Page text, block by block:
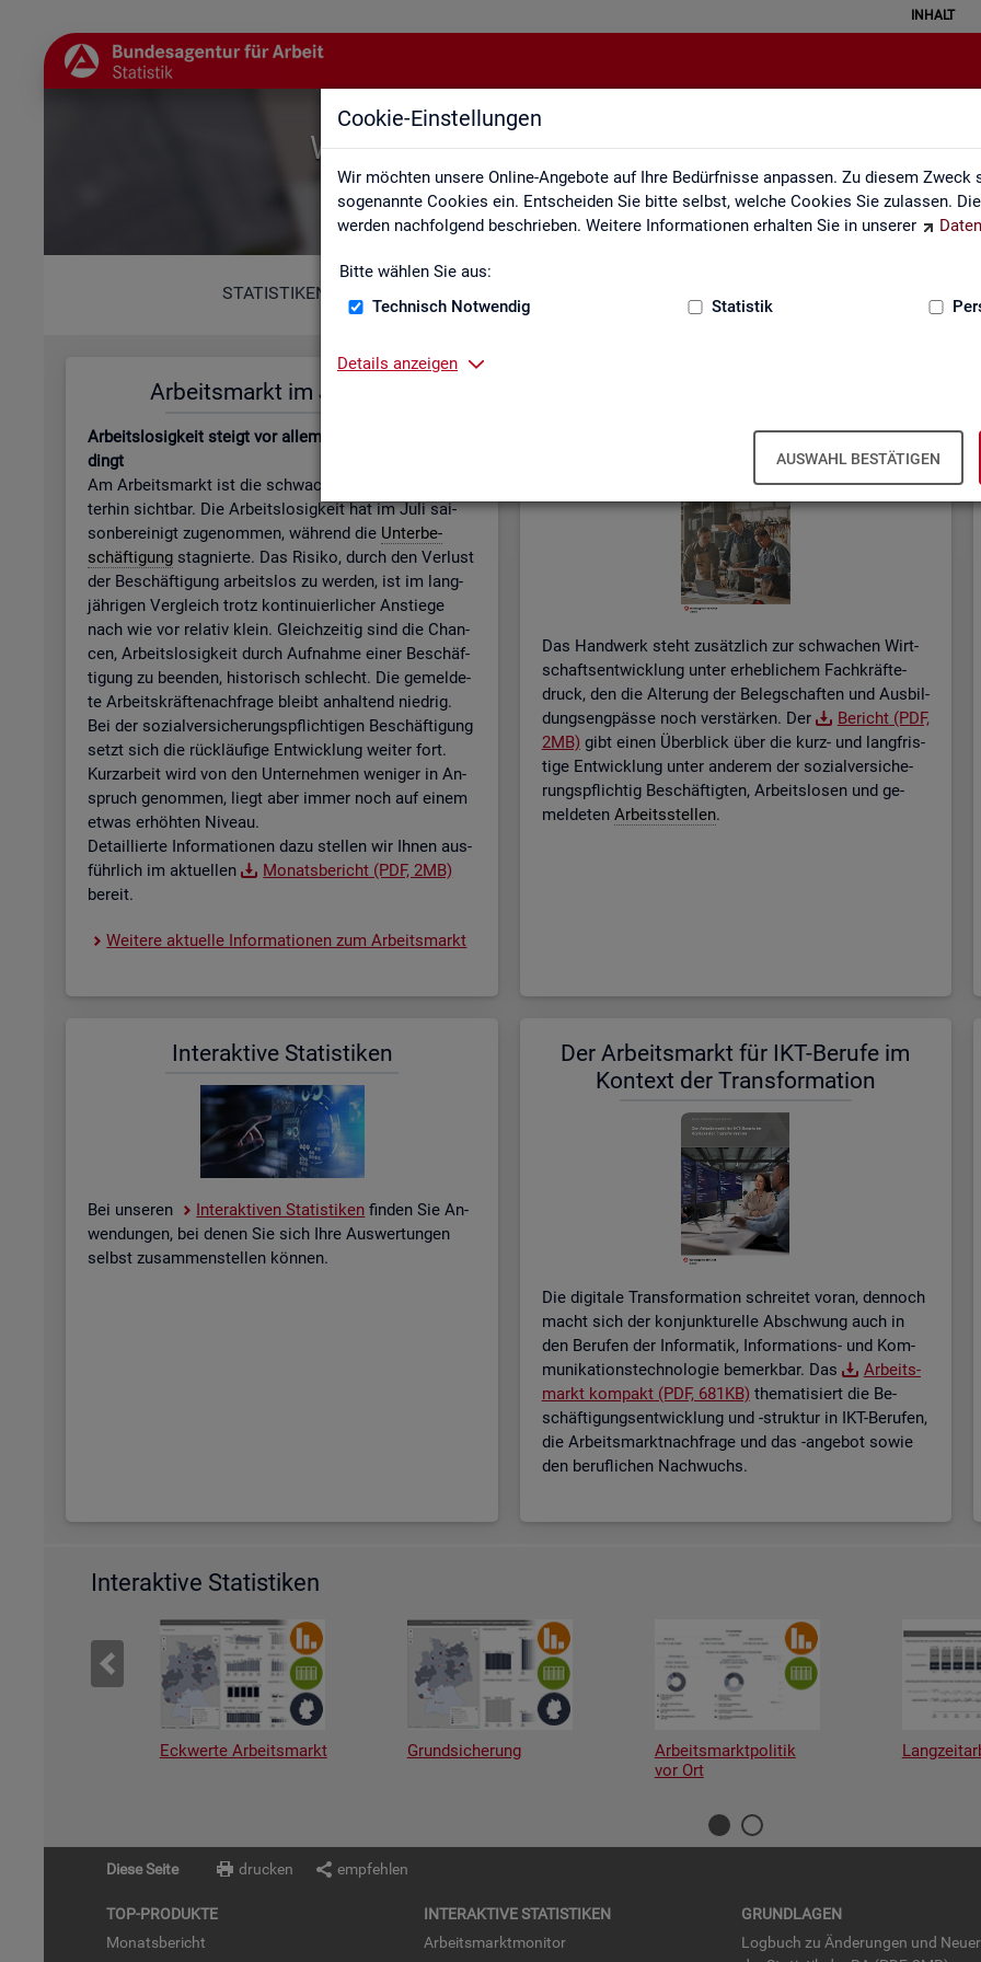
Cookie-Einstellungen
Wir möchten unsere Online-Angebote auf Ihre Bedürfnisse anpassen. Zu diesem Zweck
sogenannte Cookies ein. Entscheiden Sie bitte selbst, welche Cookies Sie zulassen.
werden nachfolgend beschrieben. Weitere Informationen erhalten Sie in unserer
Bitte wählen Sie aus:
Technisch Notwendig
Statistik
Details anzeigen
AUSWAHL BESTÄTIGEN
INHALT
Willkommen bei der Statistik der
STATISTIKEN
Ar­beits­markt im Juli 2026
Ar­beits­lo­sig­keit steigt vor allem jah­res­zeit­lich be­
dingt
Am Ar­beits­markt ist die schwa­che Kon­junk­tur wei­
ter­hin sicht­bar. Die Ar­beits­lo­sig­keit hat im Juli sai­
son­be­rei­nigt zu­ge­nom­men, wäh­rend die Un­ter­be­
schäf­ti­gung sta­gnier­te. Das Ri­si­ko, durch den Ver­lust
der Be­schäf­ti­gung ar­beits­los zu wer­den, ist im lang­
jäh­ri­gen Ver­gleich trotz kon­ti­nu­ier­li­cher An­stie­ge
nach wie vor re­la­tiv klein. Gleich­zei­tig sind die Chan­
cen, Ar­beits­lo­sig­keit durch Auf­nah­me einer Be­schäf­
ti­gung zu be­en­den, his­to­risch schlecht. Die ge­mel­de­
te Ar­beits­kräf­te­nach­fra­ge bleibt an­hal­tend nied­rig.
Bei der so­zi­al­ver­si­che­rungs­pflich­ti­gen Be­schäf­ti­gung
setzt sich die rück­läu­fi­ge Ent­wick­lung wei­ter fort.
Kurz­ar­beit wird von den Un­ter­neh­men we­ni­ger in An­
spruch ge­nom­men, liegt aber immer noch auf einem
etwas er­höh­ten Ni­veau.
De­tail­lier­te In­for­ma­tio­nen dazu stel­len wir Ihnen aus­
führ­lich im ak­tu­el­len
Mo­nats­be­richt (PDF, 2MB)
be­reit.
Wei­te­re ak­tu­el­le In­for­ma­tio­nen zum Ar­beits­markt
Das Hand­werk steht zu­sätz­lich zur schwa­chen Wirt­
schafts­ent­wick­lung unter er­heb­li­chem Fach­kräf­te­
druck, den die Al­te­rung der Be­leg­schaf­ten und Aus­bil­
dungs­eng­päs­se noch ver­stär­ken. Der
Be­richt (PDF,
2MB) gibt einen Über­blick über die kurz- und lang­fris­
ti­ge Ent­wick­lung unter an­de­rem der so­zi­al­ver­si­che­
rungs­pflich­tig Be­schäf­tig­ten, Ar­beits­lo­sen und ge­
mel­de­ten Ar­beits­stel­len.
In­ter­ak­ti­ve Sta­tis­ti­ken
Bei un­se­ren In­ter­ak­ti­ven Sta­tis­ti­ken fin­den Sie An­
wen­dun­gen, bei denen Sie sich Ihre Aus­wer­tun­gen
selbst zu­sam­men­stel­len kön­nen.
Der Ar­beits­markt für IKT-Be­ru­fe im
Kon­text der Trans­for­ma­ti­on
Die di­gi­ta­le Trans­for­ma­ti­on schrei­tet voran, den­noch
macht sich der kon­junk­tu­rel­le Ab­schwung auch in
den Be­ru­fen der In­for­ma­tik, In­for­ma­ti­ons- und Kom­
mu­ni­ka­ti­ons­tech­no­lo­gie be­merk­bar. Das
Ar­beits­
markt kom­pakt (PDF, 681KB) the­ma­ti­siert die Be­
schäf­ti­gungs­ent­wick­lung und -struk­tur in IKT-Be­ru­fen,
die Ar­beits­markt­nach­fra­ge und das -an­ge­bot sowie
den be­ruf­li­chen Nach­wuchs.
Interaktive Statistiken
Eckwerte Arbeitsmarkt Grundsicherung
Arbeitsmarktpolitik
vor Ort
Diese Seite drucken empfehlen
TOP-PRO­DUK­TE
Mo­nats­be­richt
IN­TER­AK­TI­VE STA­TIS­TI­KEN
Ar­beits­markt­mo­ni­tor
GRUND­LA­GEN
Log­buch zu Än­de­run­gen und